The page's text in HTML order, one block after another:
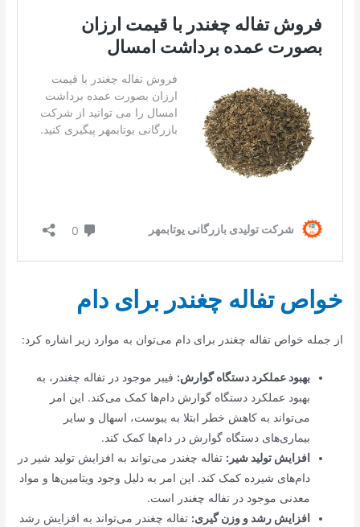
خواص تفاله چغندر برای دام
از جمله خواص تفاله چغندر برای دام می‌توان به موارد زیر اشاره کرد:
بهبود عملکرد دستگاه گوارش: فیبر موجود در تفاله چغندر، به
بهبود عملکرد دستگاه گوارش دام‌ها کمک می‌کند. این امر
می‌تواند به کاهش خطر ابتلا به یبوست، اسهال و سایر
بیماری‌های دستگاه گوارش در دام‌ها کمک کند.
افزایش تولید شیر: تفاله چغندر می‌تواند به افزایش تولید شیر در
دام‌های شیرده کمک کند. این امر به دلیل وجود ویتامین‌ها و مواد
معدنی موجود در تفاله چغندر است.
افزایش رشد و وزن گیری: تفاله چغندر می‌تواند به افزایش رشد